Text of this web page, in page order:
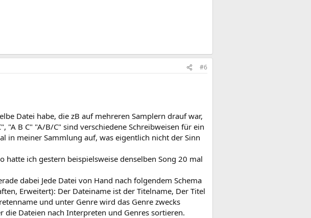
#6
Datei habe, die zB auf mehreren Samplern drauf war,
"A B C" "A/B/C" sind verschiedene Schreibweisen für ein
in meiner Sammlung auf, was eigentlich nicht der Sinn
hatte ich gestern beispielsweise denselben Song 20 mal
dabei Jede Datei von Hand nach folgendem Schema
Erweitert): Der Dateiname ist der Titelname, Der Titel
und unter Genre wird das Genre zwecks
Dateien nach Interpreten und Genres sortieren.